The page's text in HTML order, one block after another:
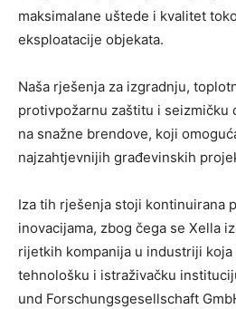
maksimalane uštede i kvalitet
eksploatacije objekata.
Naša rješenja za izgradnju,
protivpožarnu zaštitu i seizmičku
na snažne brendove, koji
najzahtjevnijih građevinskih
Iza tih rješenja stoji kontinuirana
inovacijama, zbog čega se Xella
rijetkih kompanija u industriji
tehnološku i istraživačku
und Forschungsgesellschaft